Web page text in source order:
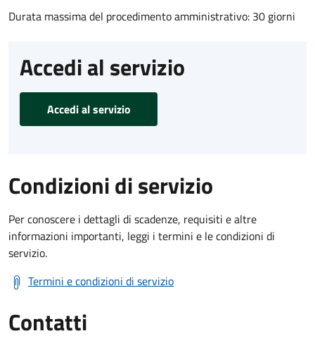
Durata massima del procedimento amministrativo: 30 giorni
Accedi al servizio
Accedi al servizio
Condizioni di servizio
Per conoscere i dettagli di scadenze, requisiti e altre
informazioni importanti, leggi i termini e le condizioni di
servizio.
Termini e condizioni di servizio
Contatti